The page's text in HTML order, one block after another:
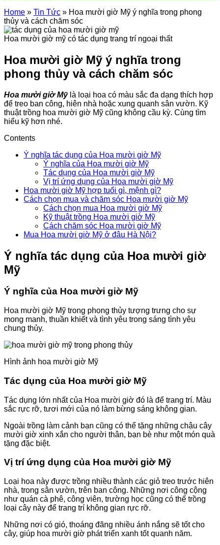
Home » Tin Tức » Hoa mười giờ Mỹ ý nghĩa trong phong
thủy và cách chăm sóc
Hoa mười giờ mỹ có tác dụng trang trí ngoại thất
Hoa mười giờ Mỹ ý nghĩa trong
phong thủy và cách chăm sóc
Hoa mười giờ Mỹlà loại hoa có màu sắc đa dạng thích hợp
để treo ban công, hiên nhà hoặc xung quanh sân vườn. Kỹ
thuật trồng hoa mười giờ Mỹ cũng không cầu kỳ. Cùng tìm
hiểu kỹ hơn nhé.
Contents
Ý nghĩa tác dụng của Hoa mười giờ Mỹ
Ý nghĩa của Hoa mười giờ Mỹ
Tác dụng của Hoa mười giờ Mỹ
Vị trí ứng dụng của Hoa mười giờ Mỹ
Hoa mười giờ Mỹ hợp tuổi gì, mệnh gì?
Cách chọn mua và chăm sóc Hoa mười giờ Mỹ
Cách chọn mua Hoa mười giờ Mỹ
Kỹ thuật trồng Hoa mười giờ Mỹ
Cách chăm sóc Hoa mười giờ Mỹ
Mua Hoa mười giờ Mỹ ở đâu Hà Nội?
Ý nghĩa tác dụng của Hoa mười giờ
Mỹ
Ý nghĩa của Hoa mười giờ Mỹ
Hoa mười giờ Mỹ trong phong thủy tượng trưng cho sự
mong manh, thuần khiết và tình yêu trong sáng tình yêu
chung thủy.
Hình ảnh hoa mười giờ Mỹ
Tác dụng của Hoa mười giờ Mỹ
Tác dụng lớn nhất của Hoa mười giờ đó là để trang trí. Màu
sắc rực rỡ, tươi mới của nó làm bừng sáng không gian.
Ngoài trồng làm cảnh bạn cũng có thể tặng những chậu cây
mười giờ xinh xắn cho người thân, bạn bè như một món quà
tặng đặc biệt.
Vị trí ứng dụng của Hoa mười giờ Mỹ
Loại hoa này được trồng nhiều thành các giỏ treo trước hiên
nhà, trong sân vườn, trên ban công. Những nơi công cộng
như quán cà phê, công viên, trường học cũng có thể trồng
loại cây này để trang trí không gian rực rỡ.
Những nơi có gió, thoáng đãng nhiều ánh nắng sẽ tốt cho
cây, giúp hoa mười giờ phát triển xanh tốt quanh năm.